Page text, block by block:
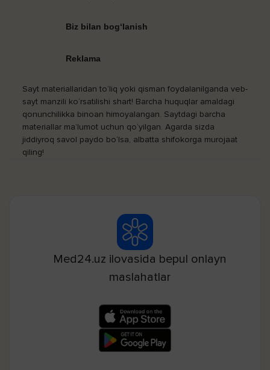
Biz bilan bog‘lanish
Reklama
Sayt materiallaridan to‘liq yoki qisman foydalanilganda veb-
sayt manzili ko‘rsatilishi shart! Barcha huquqlar amaldagi
qonunchilikka binoan himoyalangan. Saytdagi barcha
materiallar ma’lumot uchun qo‘yilgan. Agarda sizda
jiddiyroq savol paydo bo‘lsa, albatta shifokorga murojaat
qiling!
Med24.uz ilovasida bepul onlayn
maslahatlar